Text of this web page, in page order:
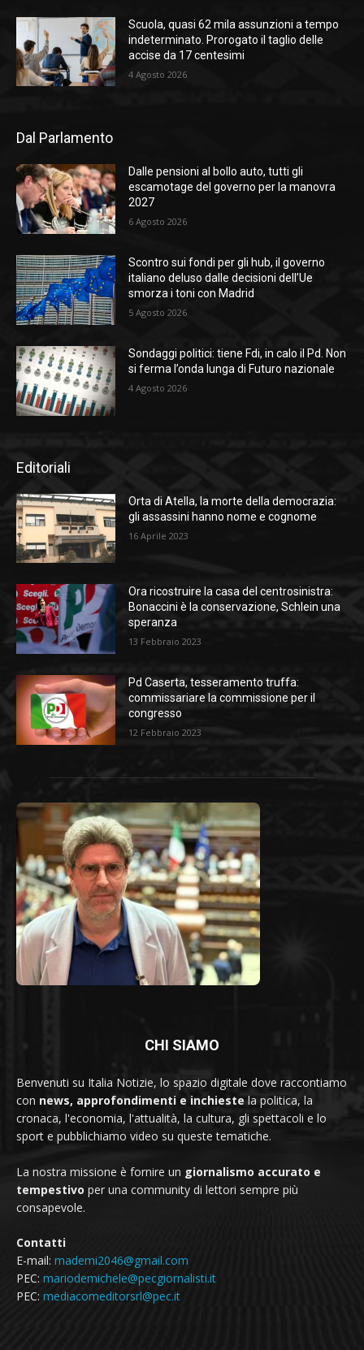
Scuola, quasi 62 mila assunzioni a tempo
indeterminato. Prorogato il taglio delle
accise da 17 centesimi
4 Agosto 2026
Dal Parlamento
Dalle pensioni al bollo auto, tutti gli
escamotage del governo per la manovra
2027
6 Agosto 2026
Scontro sui fondi per gli hub, il governo
italiano deluso dalle decisioni dell’Ue
smorza i toni con Madrid
5 Agosto 2026
Sondaggi politici: tiene Fdi, in calo il Pd. Non
si ferma l’onda lunga di Futuro nazionale
4 Agosto 2026
Editoriali
Orta di Atella, la morte della democrazia:
gli assassini hanno nome e cognome
16 Aprile 2023
Ora ricostruire la casa del centrosinistra:
Bonaccini è la conservazione, Schlein una
speranza
13 Febbraio 2023
Pd Caserta, tesseramento truffa:
commissariare la commissione per il
congresso
12 Febbraio 2023
CHI SIAMO
Benvenuti su Italia Notizie, lo spazio digitale dove raccontiamo
con news, approfondimenti e inchieste la politica, la
cronaca, l'economia, l'attualità, la cultura, gli spettacoli e lo
sport e pubblichiamo video su queste tematiche.
La nostra missione è fornire un giornalismo accurato e
tempestivo per una community di lettori sempre più
consapevole.
Contatti
E-mail: mademi2046@gmail.com
PEC: mariodemichele@pecgiornalisti.it
PEC: mediacomeditorsrl@pec.it